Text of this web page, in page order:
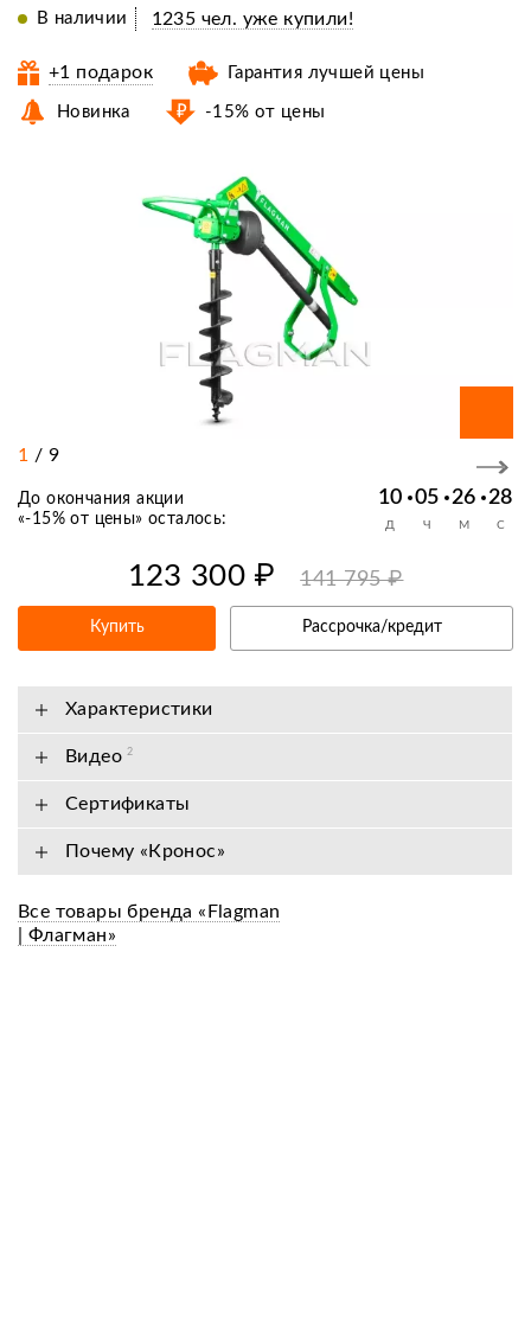
В наличии 1235 чел. уже купили!
+1 подарок Гарантия лучшей цены
Новинка -15% от цены
1 / 9
До окончания акции
«-15% от цены» осталось:
10 05 26 28
Д Ч М С
123 300 ₽ 141 795 ₽
Купить Рассрочка/кредит
Характеристики
Видео2
Сертификаты
Почему «Кронос»
Все товары бренда «Flagman
| Флагман»